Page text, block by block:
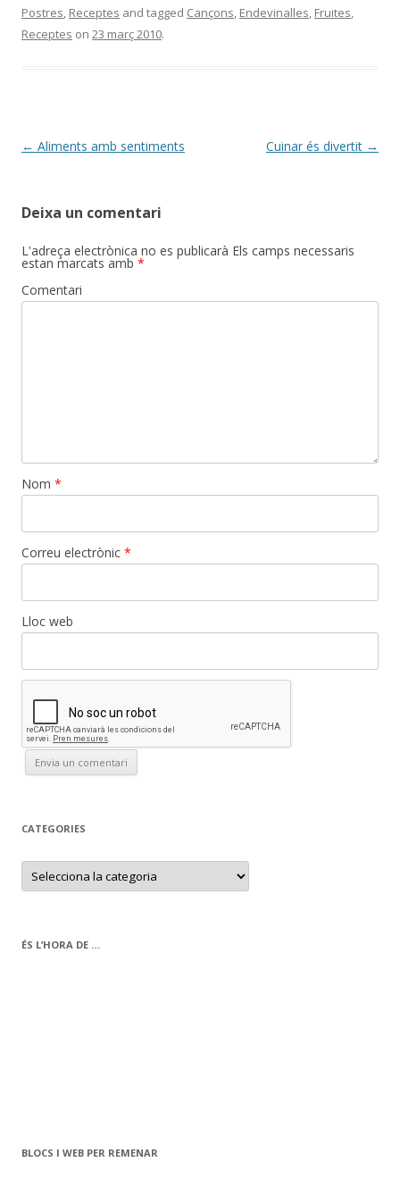
Postres, Receptes and tagged Cançons, Endevinalles, Fruites,
Receptes on 23 març 2010.
Post
← Aliments amb sentiments Cuinar és divertit →
Deixa un comentari
L'adreça electrònica no es publicarà Els camps necessaris
estan marcats amb *
Comentari
Nom *
Correu electrònic *
Lloc web
CATEGORIES
C
t
r
i
ÉS L’HORA DE …
BLOCS I WEB PER REMENAR